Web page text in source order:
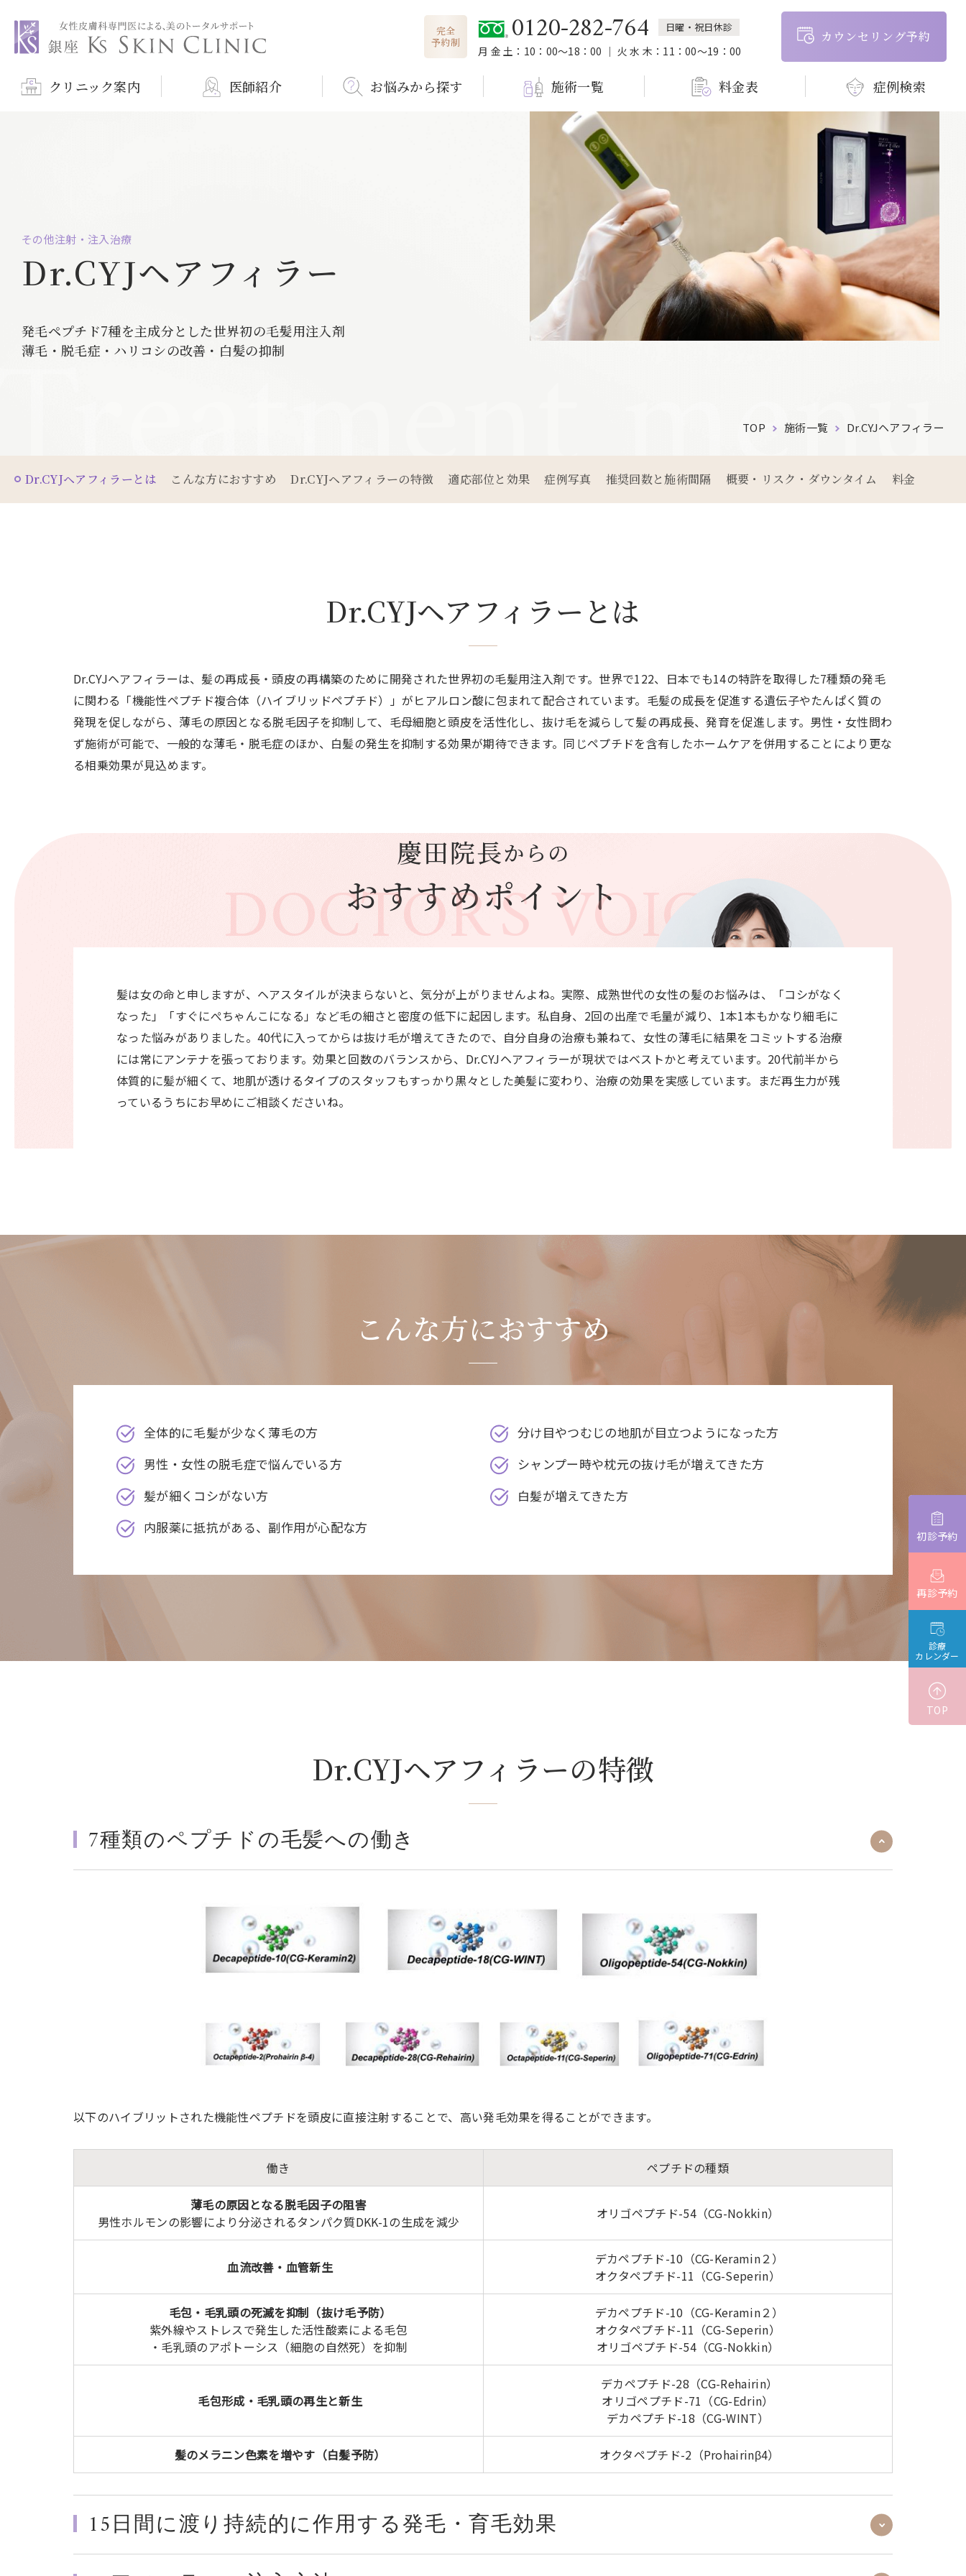
銀座ケイスキンクリニック
完全
予約制
0120-282-764 日曜・祝日休診
月 金 土：10：00～18：00 ｜ 火 水 木：11：00～19：00
カウンセリング予約
クリニック案内 医師紹介 お悩みから探す 施術一覧 料金表 症例検索
その他注射・注入治療
Dr.CYJヘアフィラー
発毛ペプチド7種を主成分とした世界初の毛髪用注入剤
薄毛・脱毛症・ハリコシの改善・白髪の抑制
menu
TOP 施術一覧 Dr.CYJヘアフィラー
Dr.CYJヘアフィラーとは こんな方におすすめ Dr.CYJヘアフィラーの特徴 適応部位と効果 症例写真 推奨回数と施術間隔 概要・リスク・ダウンタイム 料金
Dr.CYJヘアフィラーとは
Dr.CYJヘアフィラーは、髪の再成長・頭皮の再構築のために開発された世界初の毛髪用注入剤です。世界で122、日本でも14の特許を取得した7種類の発毛
に関わる「機能性ペプチド複合体（ハイブリッドペプチド）」がヒアルロン酸に包まれて配合されています。毛髪の成長を促進する遺伝子やたんぱく質の
発現を促しながら、薄毛の原因となる脱毛因子を抑制して、毛母細胞と頭皮を活性化し、抜け毛を減らして髪の再成長、発育を促進します。男性・女性問わ
ず施術が可能で、一般的な薄毛・脱毛症のほか、白髪の発生を抑制する効果が期待できます。同じペプチドを含有したホームケアを併用することにより更な
る相乗効果が見込めます。
DOCTOR'S VOICE
慶田院長からの
おすすめポイント
髪は女の命と申しますが、ヘアスタイルが決まらないと、気分が上がりませんよね。実際、成熟世代の女性の髪のお悩みは、「コシがなく
なった」「すぐにぺちゃんこになる」など毛の細さと密度の低下に起因します。私自身、2回の出産で毛量が減り、1本1本もかなり細毛に
なった悩みがありました。40代に入ってからは抜け毛が増えてきたので、自分自身の治療も兼ねて、女性の薄毛に結果をコミットする治療
には常にアンテナを張っております。効果と回数のバランスから、Dr.CYJヘアフィラーが現状ではベストかと考えています。20代前半から
体質的に髪が細くて、地肌が透けるタイプのスタッフもすっかり黒々とした美髪に変わり、治療の効果を実感しています。まだ再生力が残
っているうちにお早めにご相談くださいね。
こんな方におすすめ
全体的に毛髪が少なく薄毛の方
分け目やつむじの地肌が目立つようになった方
男性・女性の脱毛症で悩んでいる方
シャンプー時や枕元の抜け毛が増えてきた方
髪が細くコシがない方
白髪が増えてきた方
内服薬に抵抗がある、副作用が心配な方
Dr.CYJヘアフィラーの特徴
7種類のペプチドの毛髪への働き
以下のハイブリットされた機能性ペプチドを頭皮に直接注射することで、高い発毛効果を得ることができます。
働き ペプチドの種類
薄毛の原因となる脱毛因子の阻害
男性ホルモンの影響により分泌されるタンパク質DKK-1の生成を減少
オリゴペプチド-54（CG-Nokkin）
血流改善・血管新生
デカペプチド-10（CG-Keramin２）
オクタペプチド-11（CG-Seperin）
毛包・毛乳頭の死滅を抑制（抜け毛予防）
紫外線やストレスで発生した活性酸素による毛包
・毛乳頭のアポトーシス（細胞の自然死）を抑制
デカペプチド-10（CG-Keramin２）
オクタペプチド-11（CG-Seperin）
オリゴペプチド-54（CG-Nokkin）
毛包形成・毛乳頭の再生と新生
デカペプチド-28（CG-Rehairin）
オリゴペプチド-71（CG-Edrin）
デカペプチド-18（CG-WINT）
髪のメラニン色素を増やす（白髪予防） オクタペプチド-2（Prohairinβ4）
15日間に渡り持続的に作用する発毛・育毛効果
初診予約
再診予約
診療
カレンダー
TOP